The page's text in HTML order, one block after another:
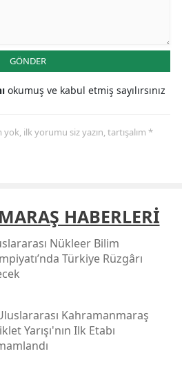
GÖNDER
okumuş ve kabul etmiş sayılırsınız
ilk yorumu siz yazın, tartışalım *
HABERLERİ
Nükleer Bilim
Türkiye Rüzgârı
Kahramanmaraş
Yarışı'nın Ilk Etabı